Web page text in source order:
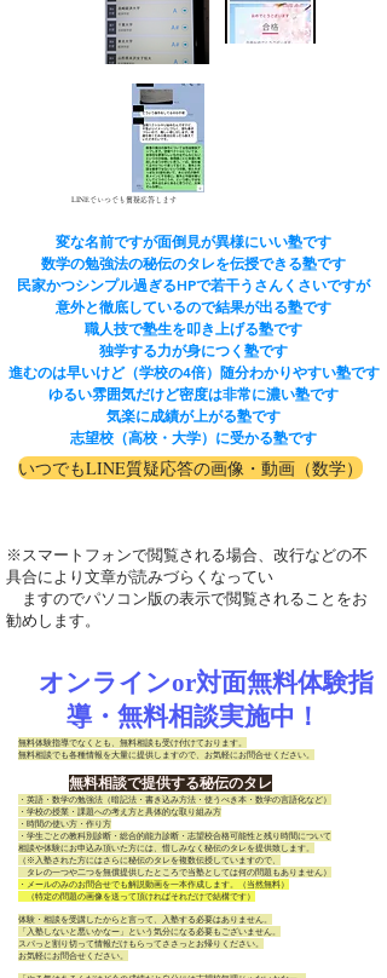
LINEでいつでも質疑応答します
変な名前ですが面倒見が異様にいい塾です
​数学の勉強法の秘伝のタレを伝授できる塾です
民家かつシンプル過ぎるHPで若干うさんくさいですが
​意外と徹底しているので結果が出る塾です
​職人技で塾生を叩き上げる塾です
​独学する力が身につく塾です
進むのは早いけど（学校の4倍）随分わかりやすい塾です
ゆるい雰囲気だけど密度は非常に濃い塾です
気楽に成績が上がる塾です
志望校（高校・大学）に受かる塾です
いつでもLINE質疑応答の画像・動画（数学）
※スマートフォンで閲覧される場合、改行などの不
具合により文章が読みづらくなってい
ますのでパソコン版の表示で閲覧されることをお
勧めします。
オンラインor対面無料体験指
導・無料相談実施中！
無料体験指導でなくとも、無料相談も受け付けております。
無料相談でも各種情報を大量に提供しますので、お気軽にお問合せください。
無料相談で提供する秘伝のタレ
・英語・数学の勉強法（暗記法・書き込み方法・使うべき本・数学の言語化など）
・学校の授業・課題への考え方と具体的な取り組み方
・時間の使い方・作り方
・学生ごとの教科別診断・総合的能力診断・志望校合格可能性と残り時間について
相談や体験にお申込み頂いた方には、惜しみなく秘伝のタレを提供致します。
（※入塾された方にはさらに秘伝のタレを複数伝授していますので、
​ タレの一つや二つを無償提供したところで当塾としては何の問題もありません）
・メールのみのお問合せでも解説動画を一本作成します。（当然無料）
（特定の問題の画像を送って頂ければそれだけで結構です）
体験・相談を受講したからと言って、入塾する必要はありません。
「入塾しないと悪いかなー」という気分になる必要もございません。
スパっと割り切って情報だけもらってささっとお帰りください。
お気軽にお問合せください。